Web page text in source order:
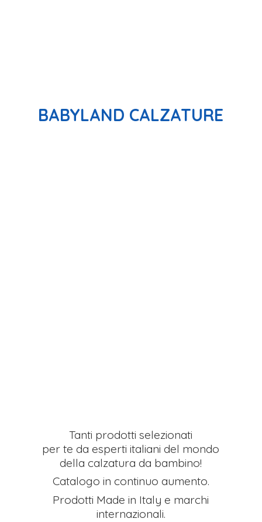
BABYLAND CALZATURE
Tanti prodotti selezionati
per te da esperti italiani del mondo
della calzatura da bambino!
Catalogo in continuo aumento.
Prodotti Made in Italy e marchi
internazionali.